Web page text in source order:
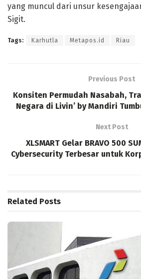
yang muncul dari unsur
Sigit.
Tags: Karhutla Metapos.id Riau
Previous Post
Konsiten Permudah Nasabah,
Negara di Livin’ by Mandiri
Next Post
XLSMART Gelar BRAVO 500
Cybersecurity Terbesar untuk
Related Posts